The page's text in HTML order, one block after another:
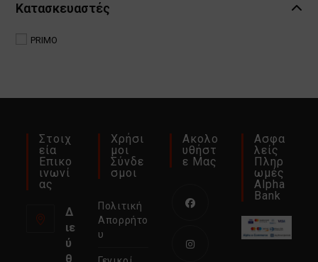
Κατασκευαστές
PRIMO
Στοιχ
Εία
Επικο
Ινωνί
Ας
Δ
ιε
ύ
θ
Χρήσι
Μοι
Σύνδε
Σμοι
Πολιτική
Απορρήτο
υ
Ακολο
Υθήστ
Ε Μας
Ασφα
Λείς
Πληρ
Ωμές
Alpha
Bank